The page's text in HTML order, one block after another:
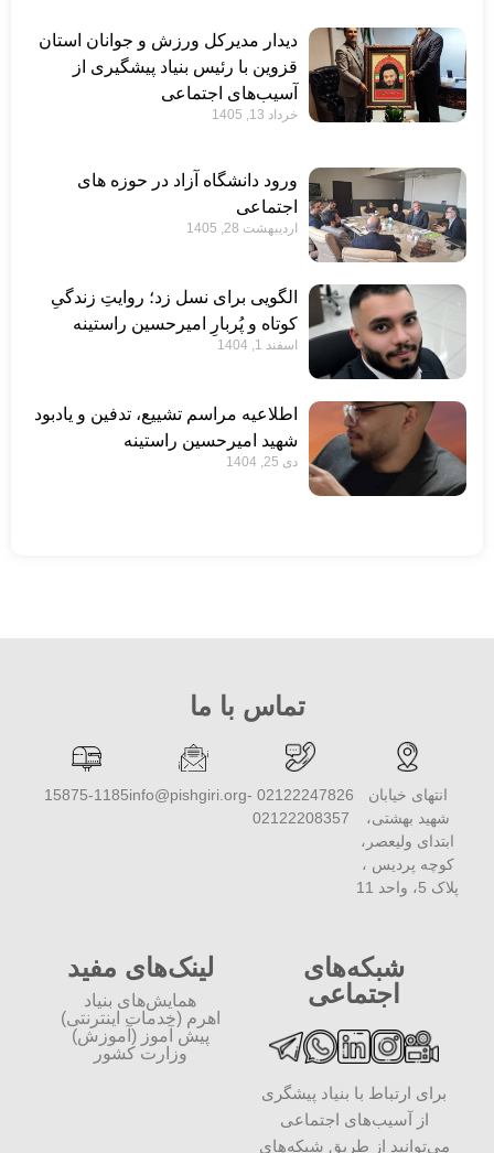
دیدار مدیرکل ورزش و جوانان استان
قزوین با رئیس بنیاد پیشگیری از
آسیب‌های اجتماعی
خرداد 13, 1405
ورود دانشگاه آزاد در حوزه های
اجتماعی
اردیبهشت 28, 1405
الگویی برای نسل زد؛ روایتِ زندگیِ
کوتاه و پُربارِ امیرحسین راستینه
اسفند 1, 1404
اطلاعیه مراسم تشییع، تدفین و یادبود
شهید امیرحسین راستینه
دی 25, 1404
تماس با ما
انتهای خیابان
شهید بهشتی،
ابتدای ولیعصر،
کوچه پردیس ،
پلاک 5، واحد 11
02122247826 -
02122208357
info@pishgiri.org
15875-1185
شبکه‌های
اجتماعی
برای ارتباط با بنیاد پیشگری
از آسیب‌های اجتماعی
می‌توانید از طریق شبکه‌‎های
لینک‌های مفید
همایش‌های بنیاد
اهرم (خدمات اینترنتی)
پیش آموز (آموزش)
وزارت کشور